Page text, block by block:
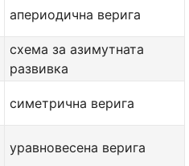
апериодична верига
схема за азимутната
развивка
симетрична верига
уравновесена верига